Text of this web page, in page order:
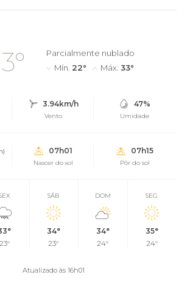
Parcialmente nublado
Mín. 22° Máx. 33°
3.94km/h
Vento
47%
Umidade
07h01
Nascer do sol
07h15
Pôr do sol
23°
SÁB
34°
23°
DOM
34°
24°
SEG
35°
24°
Atualizado às 16h01